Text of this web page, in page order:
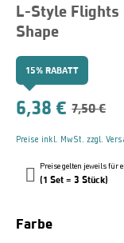
L-Style Flights
Shape
15% RABATT
6,38 € 7,50 €
Preise inkl. MwSt. zzgl.
Preise gelten jeweils für
(1 Set = 3 Stück)
Farbe